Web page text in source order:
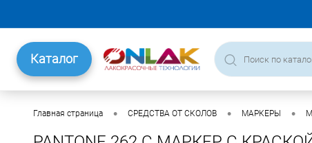
Каталог
Главная страница • СРЕДСТВА ОТ СКОЛОВ • МАРКЕРЫ •